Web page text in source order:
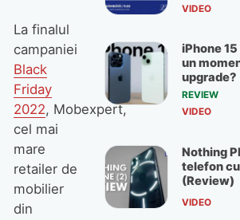
La finalul
campaniei
Black
Friday
2022, Mobexpert,
cel mai
mare
retailer de
mobilier
din
VIDEO
iPhone
un
upgrade?
REVIEW
VIDEO
Nothing
telefon
(Review)
VIDEO